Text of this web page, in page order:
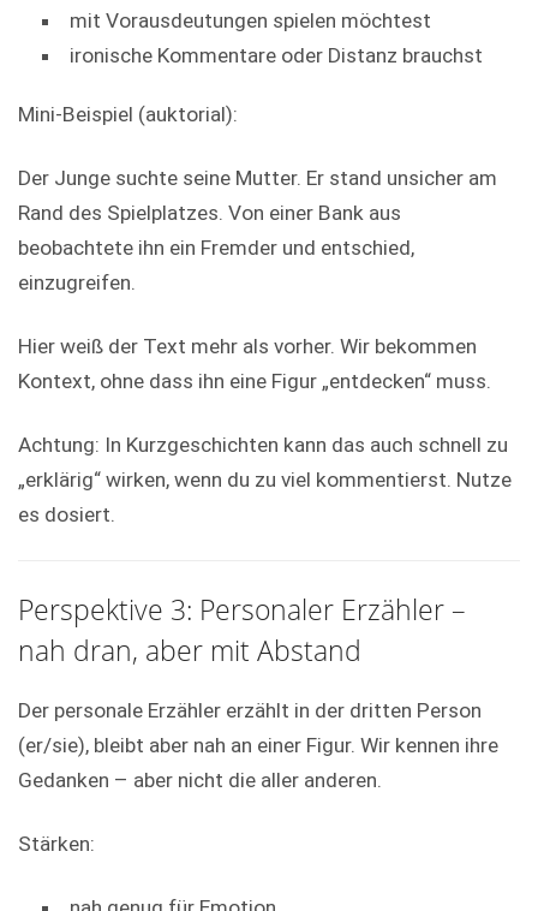
mit Vorausdeutungen spielen möchtest
ironische Kommentare oder Distanz brauchst
Mini-Beispiel (auktorial):
Der Junge suchte seine Mutter. Er stand unsicher am
Rand des Spielplatzes. Von einer Bank aus
beobachtete ihn ein Fremder und entschied,
einzugreifen.
Hier weiß der Text mehr als vorher. Wir bekommen
Kontext, ohne dass ihn eine Figur „entdecken“ muss.
Achtung: In Kurzgeschichten kann das auch schnell zu
„erklärig“ wirken, wenn du zu viel kommentierst. Nutze
es dosiert.
Perspektive 3: Personaler Erzähler –
nah dran, aber mit Abstand
Der personale Erzähler erzählt in der dritten Person
(er/sie), bleibt aber nah an einer Figur. Wir kennen ihre
Gedanken – aber nicht die aller anderen.
Stärken: